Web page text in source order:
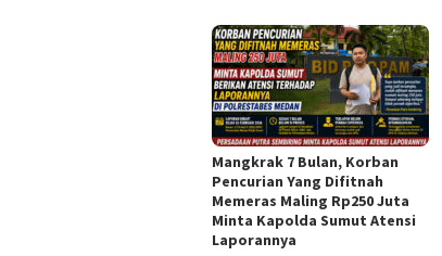
Mangkrak 7 Bulan, Korban
Pencurian Yang Difitnah
Memeras Maling Rp250 Juta
Minta Kapolda Sumut Atensi
Laporannya